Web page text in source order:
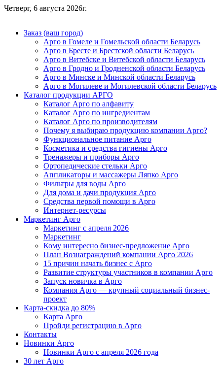
Четверг, 6 августа 2026г.
Заказ (ваш город)
Арго в Гомеле и Гомельской области Беларусь
Арго в Бресте и Брестской области Беларусь
Арго в Витебске и Витебской области Беларусь
Арго в Гродно и Гродненской области Беларусь
Арго в Минске и Минской области Беларусь
Арго в Могилеве и Могилевской области Беларусь
Каталог продукции АРГО
Каталог Арго по алфавиту
Каталог Арго по ингредиентам
Каталог Арго по производителям
Почему я выбираю продукцию компании Арго?
Функциональное питание Арго
Косметика и средства гигиены Арго
Тренажеры и приборы Арго
Ортопедические стельки Арго
Аппликаторы и массажеры Ляпко Арго
Фильтры для воды Арго
Для дома и дачи продукция Арго
Средства первой помощи в Арго
Интернет-ресурсы
Маркетинг Арго
Маркетинг с апреля 2026
Маркетинг
Кому интересно бизнес-предложение Арго
План Вознаграждений компании Арго 2026
15 причин начать бизнес с Арго
Развитие структуры участников в компании Арго
Запуск новичка в Арго
Компания Арго — крупный социальный бизнес-
проект
Карта-скидка до 80%
Карта Арго
Пройди регистрацию в Арго
Контакты
Новинки Арго
Новинки Арго с апреля 2026 года
30 лет Арго